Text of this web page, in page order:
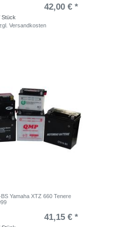
42,00 € *
Stück
Versandkosten
Yamaha XTZ 660 Tenere
41,15 € *